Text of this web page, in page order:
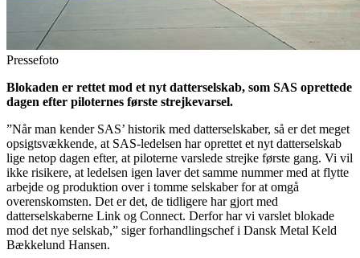
Pressefoto
Blokaden er rettet mod et nyt datterselskab, som SAS oprettede
dagen efter piloternes første strejkevarsel.
”Når man kender SAS’ historik med datterselskaber, så er det meget
opsigtsvækkende, at SAS-ledelsen har oprettet et nyt datterselskab
lige netop dagen efter, at piloterne varslede strejke første gang. Vi vil
ikke risikere, at ledelsen igen laver det samme nummer med at flytte
arbejde og produktion over i tomme selskaber for at omgå
overenskomsten. Det er det, de tidligere har gjort med
datterselskaberne Link og Connect. Derfor har vi varslet blokade
mod det nye selskab,” siger forhandlingschef i Dansk Metal Keld
Bækkelund Hansen.